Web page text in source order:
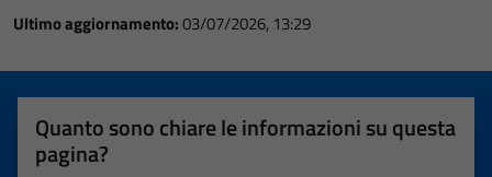
Ultimo aggiornamento:03/07/2026, 13:29
Quanto sono chiare le informazioni su questa
pagina?